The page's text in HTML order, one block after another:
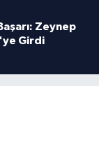
Zeynep
Girdi